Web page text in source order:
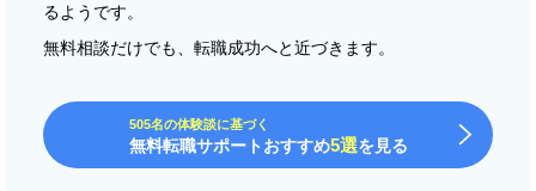
るようです。
無料相談だけでも、転職成功へと近づきます。
505名の体験談に基づく
無料転職サポートおすすめ5選を見る